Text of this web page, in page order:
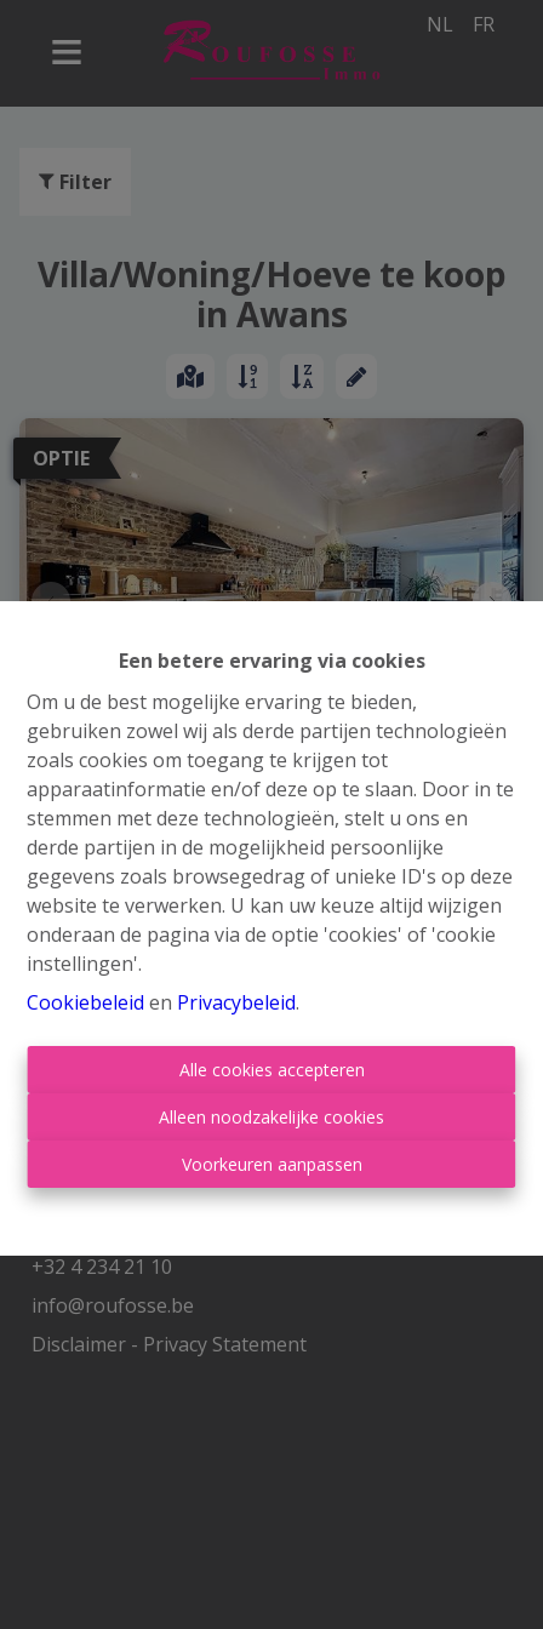
Een betere ervaring via cookies
Om u de best mogelijke ervaring te bieden,
gebruiken zowel wij als derde partijen technologieën
zoals cookies om toegang te krijgen tot
apparaatinformatie en/of deze op te slaan. Door in te
stemmen met deze technologieën, stelt u ons en
derde partijen in de mogelijkheid persoonlijke
gegevens zoals browsegedrag of unieke ID's op deze
website te verwerken. U kan uw keuze altijd wijzigen
onderaan de pagina via de optie 'cookies' of 'cookie
instellingen'.
Cookiebeleid en Privacybeleid.
Alle cookies accepteren
Alleen noodzakelijke cookies
Voorkeuren aanpassen
NL FR
Filter
Villa/Woning/Hoeve te koop
in Awans
OPTIE
Huis
Rue de la Station 36, 4340 Awans Ref 5553
Vanaf € 249.000
2 1 150 m²
Grand'Route 548
+32 4 234 21 10
info@roufosse.be
Disclaimer - Privacy Statement